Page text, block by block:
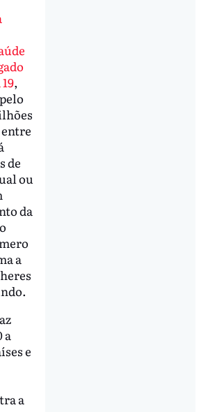
,
de
ou
da
a
a
e
a